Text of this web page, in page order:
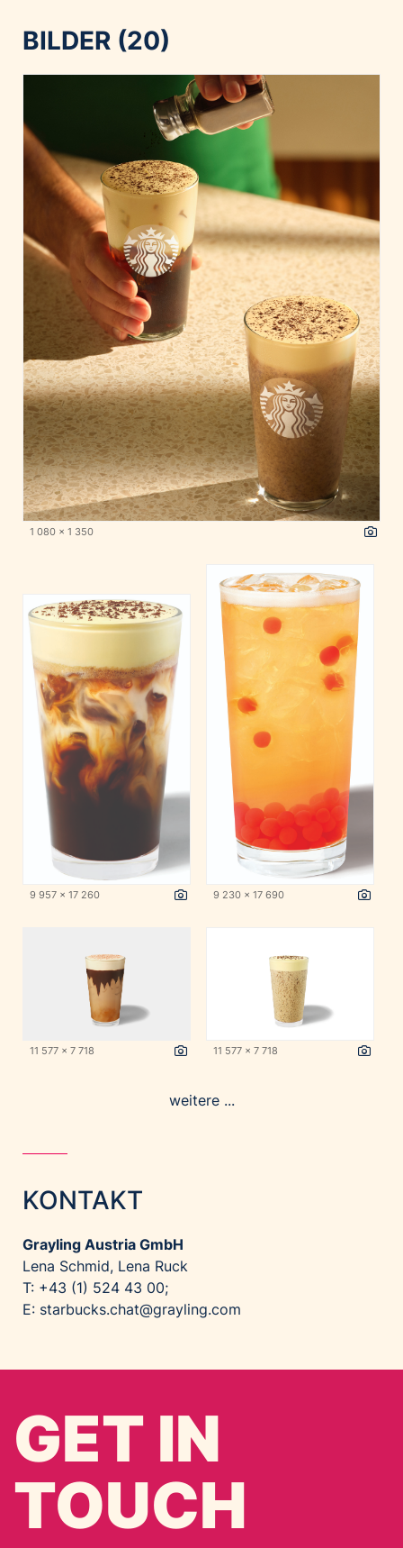
BILDER (20)
1 080 x 1 350
9 957 x 17 260 9 230 x 17 690
11 577 x 7 718 11 577 x 7 718
weitere ...
KONTAKT
Grayling Austria GmbH
Lena Schmid, Lena Ruck
T: +43 (1) 524 43 00;
E: starbucks.chat@grayling.com
GET IN
TOUCH